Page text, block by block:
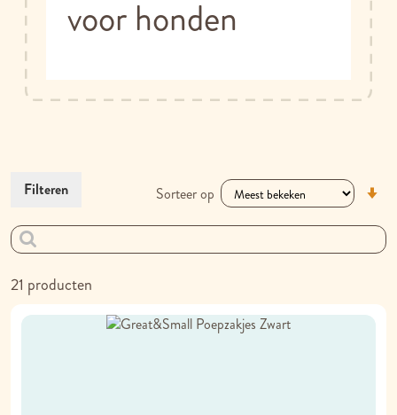
voor honden
21 producten
Sorteer op
Filteren